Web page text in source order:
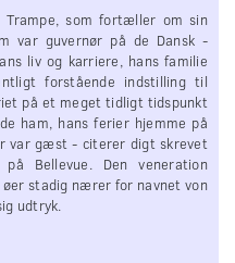
Trampe, som fortæller om sin
var guvernør på de Dansk -
liv og karriere, hans familie
forstående indstilling til
på et meget tidligt tidspunkt
ham, hans ferier hjemme på
var gæst - citerer digt skrevet
Bellevue. Den veneration
øer stadig nærer for navnet von
udtryk.